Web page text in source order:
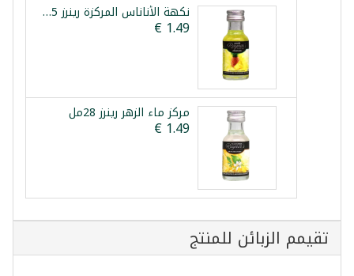
نكهة الأناناس المركزة رينرز 25مل
مركز ماء الزهر رينرز 28مل
تقيمم الزبائن للمنتج